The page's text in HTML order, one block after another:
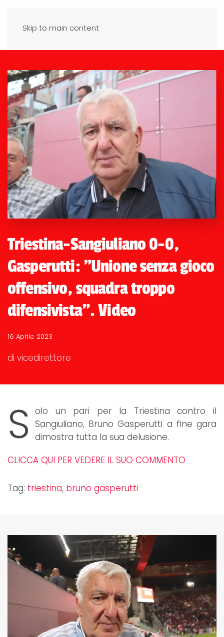
Skip to main content
Triestina-Sangiuliano 0-0,
Gasperutti: "Unione senza gioco
offensivo, squadra troppo
difensivista". Video
16 Aprile 2023
di vicedirettore
S olo un pari per la Triestina contro il
Sangiuliano, Bruno Gasperutti a fine gara
dimostra tutta la sua delusione.
CLICCA QUI PER VEDERE IL SUO COMMENTO
Tag: triestina, bruno gasperutti